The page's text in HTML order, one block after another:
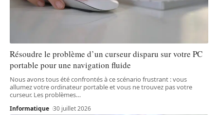
Résoudre le problème d’un curseur disparu sur votre PC
portable pour une navigation fluide
Nous avons tous été confrontés à ce scénario frustrant : vous
allumez votre ordinateur portable et vous ne trouvez pas votre
curseur. Les problèmes…
Informatique 30 juillet 2026